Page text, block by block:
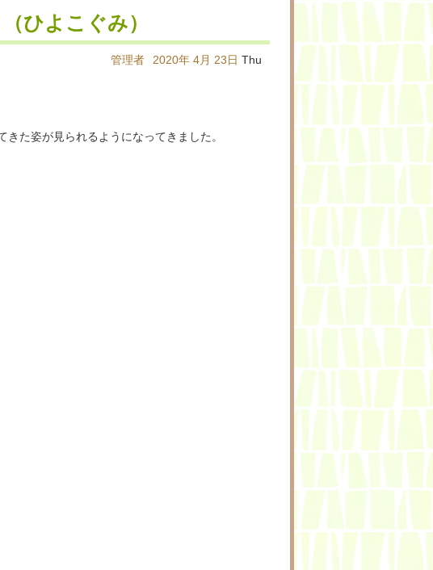
ひよこぐみ）
2020年 4月 23日 Thu
管理者
た姿が見られるようになってきました。